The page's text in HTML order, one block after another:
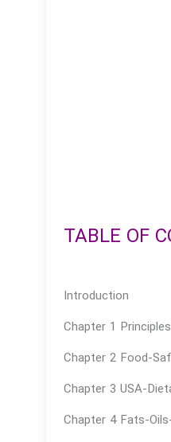
TABLE OF
Introduction
Chapter 1
Chapter 2 Food-
Chapter 3 USA-
Chapter 4 Fats-